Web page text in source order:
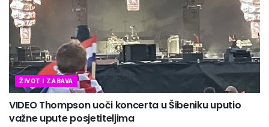
ŽIVOT I ZABAVA
VIDEO Thompson uoči koncerta u Šibeniku uputio
važne upute posjetiteljima